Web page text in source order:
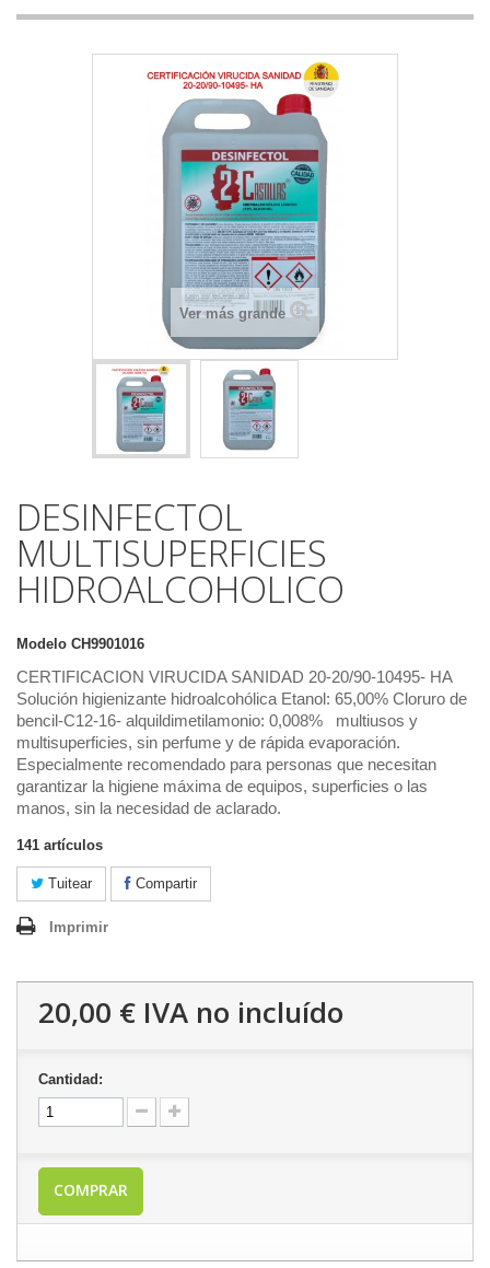
Ver más grande
DESINFECTOL
MULTISUPERFICIES
HIDROALCOHOLICO
Modelo CH9901016
CERTIFICACION VIRUCIDA SANIDAD 20-20/90-10495- HA
Solución higienizante hidroalcohólica Etanol: 65,00% Cloruro de
bencil-C12-16- alquildimetilamonio: 0,008% multiusos y
multisuperficies, sin perfume y de rápida evaporación.
Especialmente recomendado para personas que necesitan
garantizar la higiene máxima de equipos, superficies o las
manos, sin la necesidad de aclarado.
141 artículos
Tuitear Compartir
Imprimir
20,00 € IVA no incluído
Cantidad:
COMPRAR